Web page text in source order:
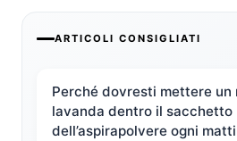
ARTICOLI CONSIGLIATI
Perché dovresti mettere un
lavanda dentro il sacchetto
dell’aspirapolvere ogni